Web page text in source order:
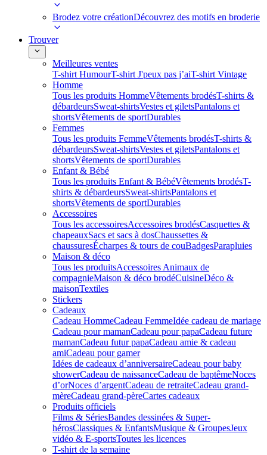
Brodez votre créationDécouvrez des motifs en broderie
Trouver
Meilleures ventes
T-shirt HumourT-shirt J'peux pas j’aiT-shirt Vintage
Homme
Tous les produits HommeVêtements brodésT-shirts &
débardeursSweat-shirtsVestes et giletsPantalons et
shortsVêtements de sportDurables
Femmes
Tous les produits FemmeVêtements brodésT-shirts &
débardeursSweat-shirtsVestes et giletsPantalons et
shortsVêtements de sportDurables
Enfant & Bébé
Tous les produits Enfant & BébéVêtements brodésT-
shirts & débardeursSweat-shirtsPantalons et
shortsVêtements de sportDurables
Accessoires
Tous les accessoiresAccessoires brodésCasquettes &
chapeauxSacs et sacs à dosChaussettes &
chaussuresÉcharpes & tours de couBadgesParapluies
Maison & déco
Tous les produitsAccessoires Animaux de
compagnieMaison & déco brodéCuisineDéco &
maisonTextiles
Stickers
Cadeaux
Cadeau HommeCadeau FemmeIdée cadeau de mariage​
Cadeau pour mamanCadeau pour papaCadeau future
mamanCadeau futur papaCadeau amie & cadeau
amiCadeau pour gamer
Idées de cadeaux d’anniversaireCadeau pour baby
showerCadeau de naissanceCadeau de baptêmeNoces
d’orNoces d’argentCadeau de retraiteCadeau grand-
mèreCadeau grand-pèreCartes cadeaux
Produits officiels
Films & SériesBandes dessinées & Super-
hérosClassiques & EnfantsMusique & GroupesJeux
vidéo & E-sportsToutes les licences
T-shirt de la semaine